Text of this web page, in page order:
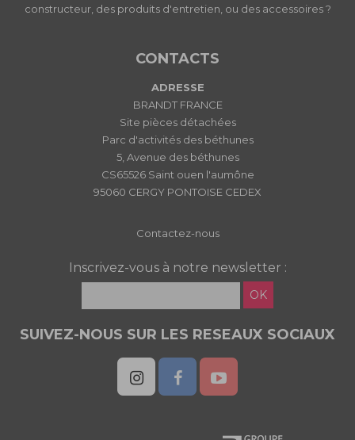
constructeur, des produits d'entretien, ou des accessoires ?
CONTACTS
ADRESSE
BRANDT FRANCE
Site pièces détachées
Parc d'activités des béthunes
5, Avenue des béthunes
CS65526 Saint ouen l'aumône
95060 CERGY PONTOISE CEDEX
Contactez-nous
Inscrivez-vous à notre newsletter :
OK
SUIVEZ-NOUS SUR LES RESEAUX SOCIAUX